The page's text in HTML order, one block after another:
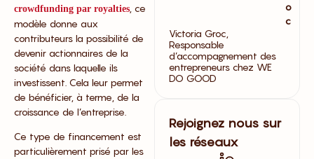
crowdfunding par royalties , ce
modèle donne aux
contributeurs la possibilité de
devenir actionnaires de la
société dans laquelle ils
investissent. Cela leur permet
de bénéficier, à terme, de la
croissance de l’entreprise.
Ce type de financement est
particulièrement prisé par les
o
c
Victoria Groc,
Responsable
d’accompagnement des
entrepreneurs chez WE
DO GOOD
Rejoignez nous sur
les réseaux